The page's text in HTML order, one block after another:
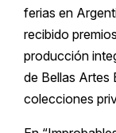
ferias en
recibido
producción
de Bellas Artes
colecciones